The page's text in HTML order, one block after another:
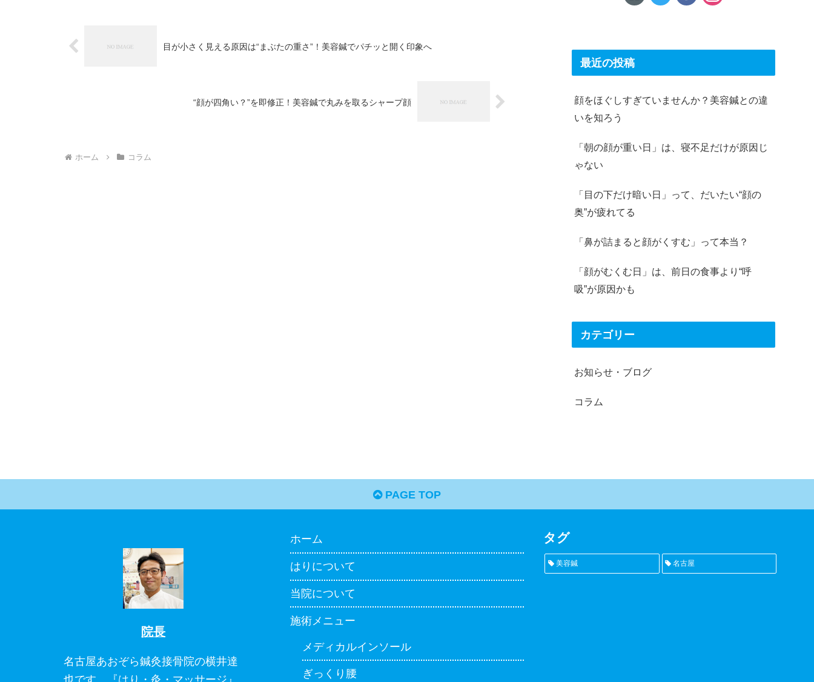
目が小さく見える原因は“まぶたの重さ”！美容鍼でパチッと開く印象へ
“顔が四角い？”を即修正！美容鍼で丸みを取るシャープ顔
ホーム コラム
最近の投稿
顔をほぐしすぎていませんか？美容鍼との違
いを知ろう
「朝の顔が重い日」は、寝不足だけが原因じ
ゃない
「目の下だけ暗い日」って、だいたい“顔の
奥”が疲れてる
「鼻が詰まると顔がくすむ」って本当？
「顔がむくむ日」は、前日の食事より“呼
吸”が原因かも
カテゴリー
お知らせ・ブログ
コラム
PAGE TOP
院長
名古屋あおぞら鍼灸接骨院の横井達
ホーム
はりについて
当院について
施術メニュー
メディカルインソール
ぎっくり腰
タグ
美容鍼 名古屋